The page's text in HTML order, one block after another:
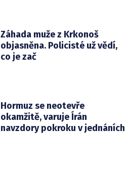
Záhada muže z Krkonoš
objasněna. Policisté už vědí,
co je zač
Hormuz se neotevře
okamžitě, varuje Írán
navzdory pokroku v jednáních